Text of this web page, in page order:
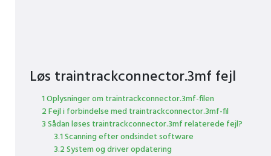
Løs traintrackconnector.3mf fejl
1 Oplysninger om traintrackconnector.3mf-filen
2 Fejl i forbindelse med traintrackconnector.3mf-fil
3 Sådan løses traintrackconnector.3mf relaterede fejl?
3.1 Scanning efter ondsindet software
3.2 System og driver opdatering